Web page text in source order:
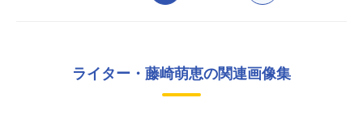
ライター・藤崎萌恵の関連画像集